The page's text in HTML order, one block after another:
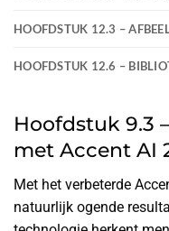
HOOFDSTUK 12.3 –
HOOFDSTUK 12.6 –
Hoofdstuk 9.3
met Accent AI
Met het verbeterde
natuurlijk ogende